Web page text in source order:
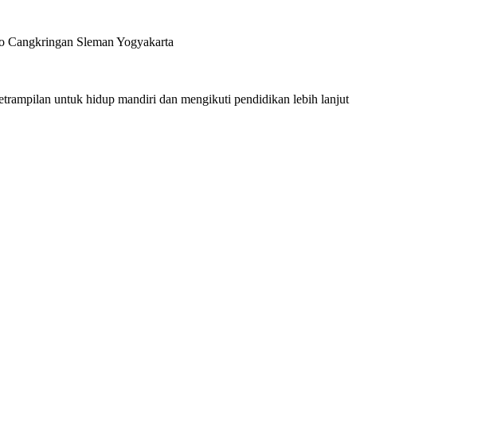
Cangkringan Sleman Yogyakarta
untuk hidup mandiri dan mengikuti pendidikan lebih lanjut